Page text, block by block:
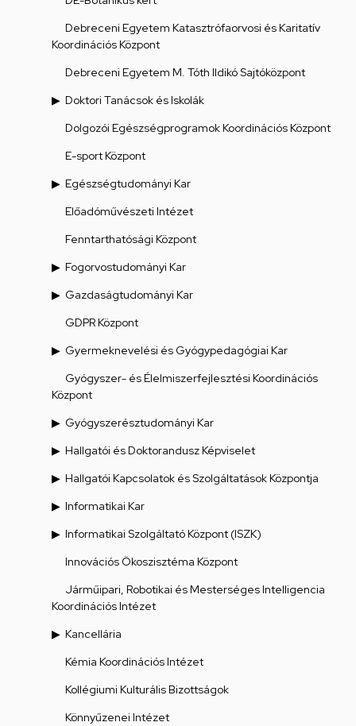
Debreceni Egyetem Katasztrófaorvosi és Karitatív
Koordinációs Központ
Debreceni Egyetem M. Tóth Ildikó Sajtóközpont
Doktori Tanácsok és Iskolák
Dolgozói Egészségprogramok Koordinációs Központ
E-sport Központ
Egészségtudományi Kar
Előadóművészeti Intézet
Fenntarthatósági Központ
Fogorvostudományi Kar
Gazdaságtudományi Kar
GDPR Központ
Gyermeknevelési és Gyógypedagógiai Kar
Gyógyszer- és Élelmiszerfejlesztési Koordinációs
Központ
Gyógyszerésztudományi Kar
Hallgatói és Doktorandusz Képviselet
Hallgatói Kapcsolatok és Szolgáltatások Központja
Informatikai Kar
Informatikai Szolgáltató Központ (ISZK)
Innovációs Ökoszisztéma Központ
Járműipari, Robotikai és Mesterséges Intelligencia
Koordinációs Intézet
Kancellária
Kémia Koordinációs Intézet
Kollégiumi Kulturális Bizottságok
Könnyűzenei Intézet